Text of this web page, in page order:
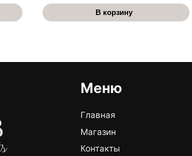
В корзину
Меню
Главная
Магазин
Контакты